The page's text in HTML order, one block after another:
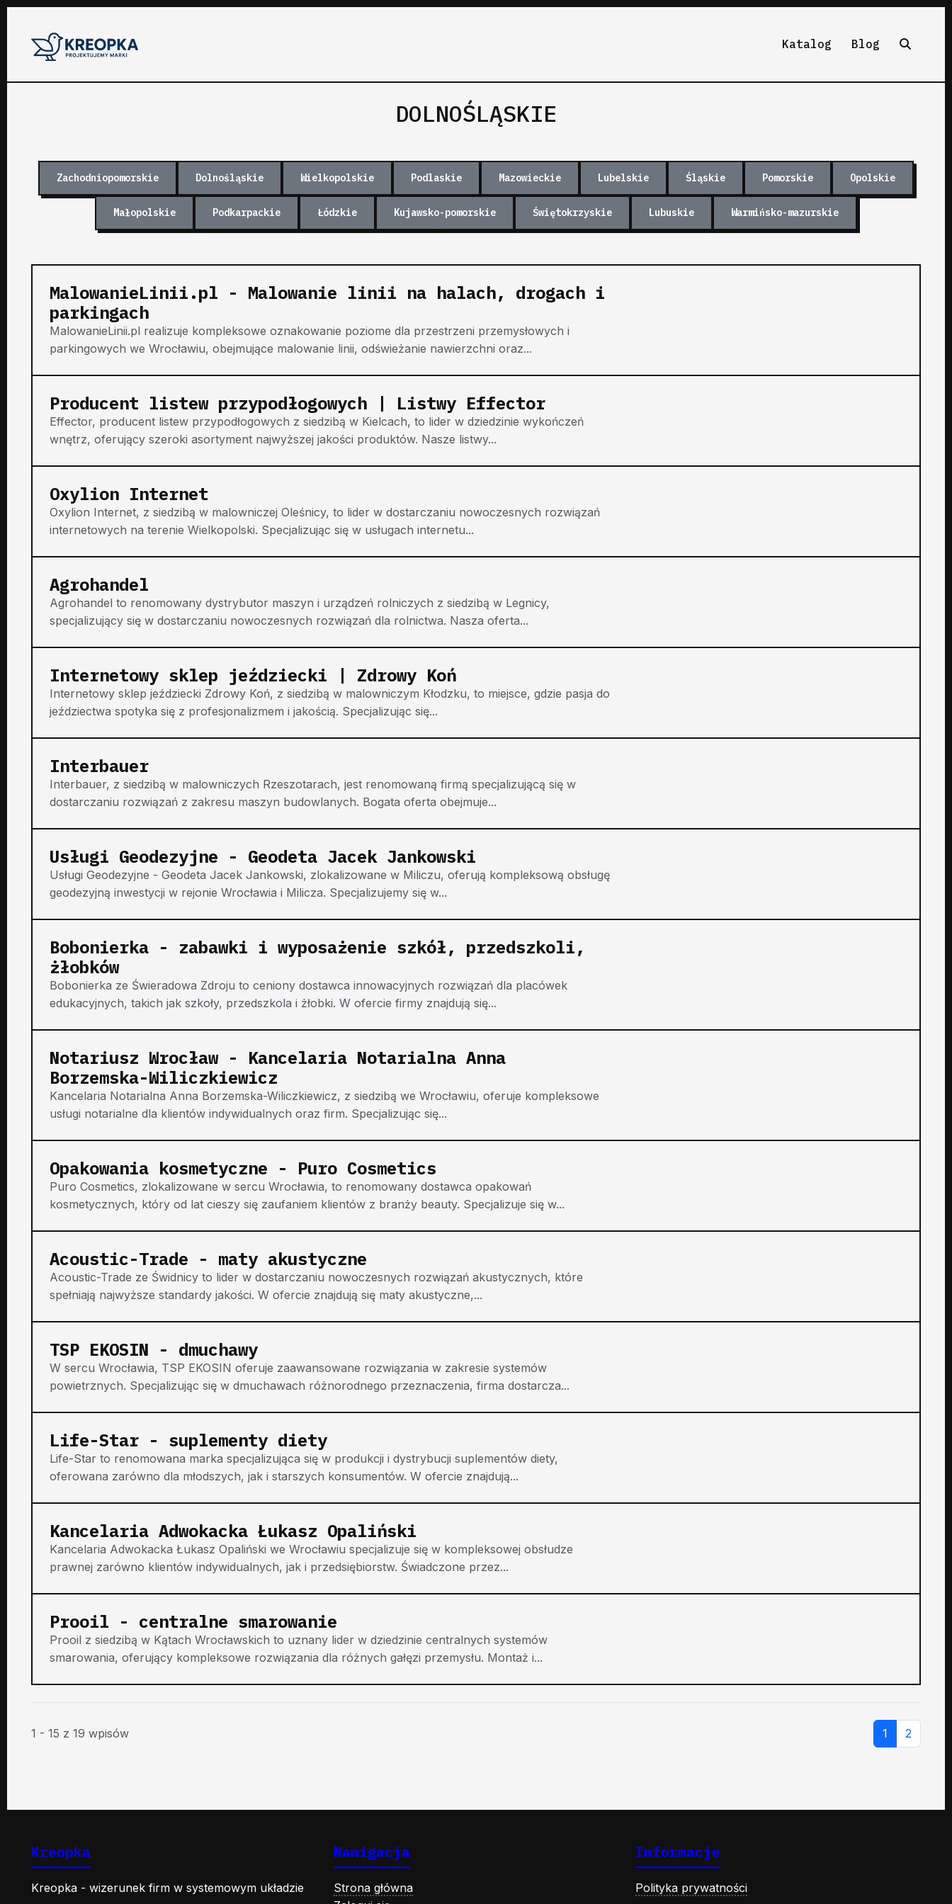
Katalog Blog
DOLNOŚLĄSKIE
Zachodniopomorskie Dolnośląskie Wielkopolskie Podlaskie Mazowieckie Lubelskie Śląskie Pomorskie Opolskie
Małopolskie Podkarpackie Łódzkie Kujawsko-pomorskie Świętokrzyskie Lubuskie Warmińsko-mazurskie
MalowanieLinii.pl - Malowanie linii na halach, drogach i
parkingach
MalowanieLinii.pl realizuje kompleksowe oznakowanie poziome dla przestrzeni przemysłowych i
parkingowych we Wrocławiu, obejmujące malowanie linii, odświeżanie nawierzchni oraz...
Producent listew przypodłogowych | Listwy Effector
Effector, producent listew przypodłogowych z siedzibą w Kielcach, to lider w dziedzinie wykończeń
wnętrz, oferujący szeroki asortyment najwyższej jakości produktów. Nasze listwy...
Oxylion Internet
Oxylion Internet, z siedzibą w malowniczej Oleśnicy, to lider w dostarczaniu nowoczesnych rozwiązań
internetowych na terenie Wielkopolski. Specjalizując się w usługach internetu...
Agrohandel
Agrohandel to renomowany dystrybutor maszyn i urządzeń rolniczych z siedzibą w Legnicy,
specjalizujący się w dostarczaniu nowoczesnych rozwiązań dla rolnictwa. Nasza oferta...
Internetowy sklep jeździecki | Zdrowy Koń
Internetowy sklep jeździecki Zdrowy Koń, z siedzibą w malowniczym Kłodzku, to miejsce, gdzie pasja do
jeździectwa spotyka się z profesjonalizmem i jakością. Specjalizując się...
Interbauer
Interbauer, z siedzibą w malowniczych Rzeszotarach, jest renomowaną firmą specjalizującą się w
dostarczaniu rozwiązań z zakresu maszyn budowlanych. Bogata oferta obejmuje...
Usługi Geodezyjne - Geodeta Jacek Jankowski
Usługi Geodezyjne - Geodeta Jacek Jankowski, zlokalizowane w Miliczu, oferują kompleksową obsługę
geodezyjną inwestycji w rejonie Wrocławia i Milicza. Specjalizujemy się w...
Bobonierka - zabawki i wyposażenie szkół, przedszkoli,
żłobków
Bobonierka ze Świeradowa Zdroju to ceniony dostawca innowacyjnych rozwiązań dla placówek
edukacyjnych, takich jak szkoły, przedszkola i żłobki. W ofercie firmy znajdują się...
Notariusz Wrocław - Kancelaria Notarialna Anna
Borzemska-Wiliczkiewicz
Kancelaria Notarialna Anna Borzemska-Wiliczkiewicz, z siedzibą we Wrocławiu, oferuje kompleksowe
usługi notarialne dla klientów indywidualnych oraz firm. Specjalizując się...
Opakowania kosmetyczne - Puro Cosmetics
Puro Cosmetics, zlokalizowane w sercu Wrocławia, to renomowany dostawca opakowań
kosmetycznych, który od lat cieszy się zaufaniem klientów z branży beauty. Specjalizuje się w...
Acoustic-Trade - maty akustyczne
Acoustic-Trade ze Świdnicy to lider w dostarczaniu nowoczesnych rozwiązań akustycznych, które
spełniają najwyższe standardy jakości. W ofercie znajdują się maty akustyczne,...
TSP EKOSIN - dmuchawy
W sercu Wrocławia, TSP EKOSIN oferuje zaawansowane rozwiązania w zakresie systemów
powietrznych. Specjalizując się w dmuchawach różnorodnego przeznaczenia, firma dostarcza...
Life-Star - suplementy diety
Life-Star to renomowana marka specjalizująca się w produkcji i dystrybucji suplementów diety,
oferowana zarówno dla młodszych, jak i starszych konsumentów. W ofercie znajdują...
Kancelaria Adwokacka Łukasz Opaliński
Kancelaria Adwokacka Łukasz Opaliński we Wrocławiu specjalizuje się w kompleksowej obsłudze
prawnej zarówno klientów indywidualnych, jak i przedsiębiorstw. Świadczone przez...
Prooil - centralne smarowanie
Prooil z siedzibą w Kątach Wrocławskich to uznany lider w dziedzinie centralnych systemów
smarowania, oferujący kompleksowe rozwiązania dla różnych gałęzi przemysłu. Montaż i...
1 - 15 z 19 wpisów 1 2
Kreopka
Kreopka - wizerunek firm w systemowym układzie
Nawigacja
Strona główna
Informacje
Polityka prywatności